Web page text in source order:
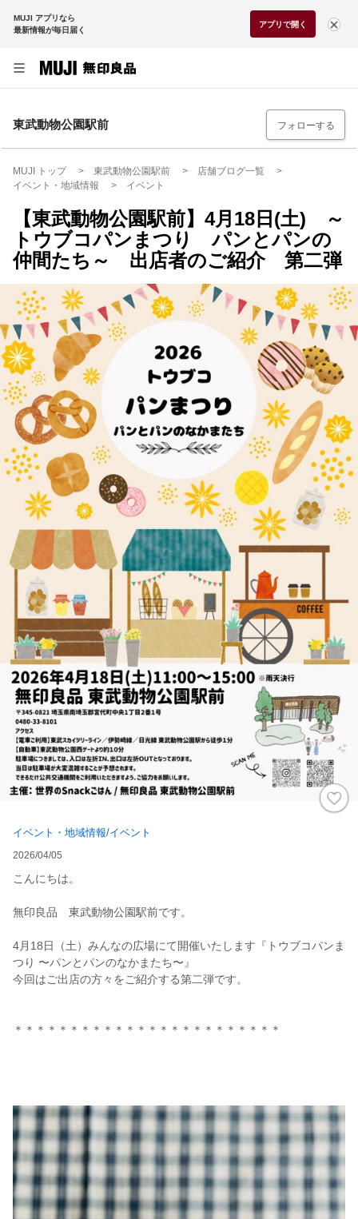
MUJI アプリなら
最新情報が毎日届く
アプリで開く
東武動物公園駅前 フォローする
MUJI トップ 東武動物公園駅前
店舗ブログ一覧
イベント・地域情報
イベント
【東武動物公園駅前】4月18日(土) ～
トウブコパンまつり パンとパンの
仲間たち～ 出店者のご紹介 第二弾
イベント・地域情報/イベント
2026/04/05
こんにちは。
無印良品 東武動物公園駅前です。
4月18日（土）みんなの広場にて開催いたします『トウブコパンま
つり 〜パンとパンのなかまたち〜』
今回はご出店の方々をご紹介する第二弾です。
＊＊＊＊＊＊＊＊＊＊＊＊＊＊＊＊＊＊＊＊＊＊＊＊